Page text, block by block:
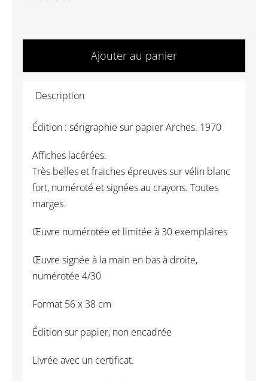
de
Ajouter au panier
Description
Édition : sérigraphie sur papier Arches. 1970
Affiches lacérées.
Très belles et fraiches épreuves sur vélin blanc
fort, numéroté et signées au crayons. Toutes
marges.
Œuvre numérotée et limitée à 30 exemplaires
Œuvre signée à la main en bas à droite,
numérotée 4/30
Format 56 x 38 cm
Édition sur papier, non encadrée
Livrée avec un certificat.